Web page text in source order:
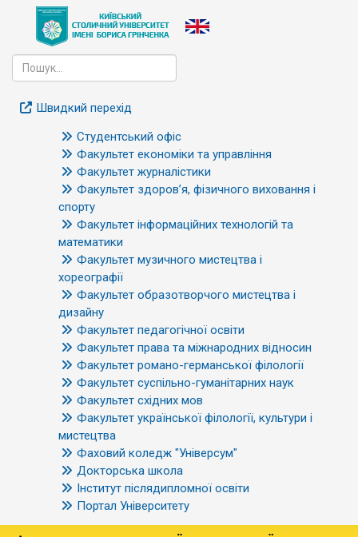
Швидкий перехід
Студентський офіс
Факультет економіки та управління
Факультет журналістики
Факультет здоров’я, фізичного виховання і
спорту
Факультет інформаційних технологій та
математики
Факультет музичного мистецтва і
хореографії
Факультет образотворчого мистецтва і
дизайну
Факультет педагогічної освіти
Факультет права та міжнародних відносин
Факультет романо-германської філології
Факультет суспільно-гуманітарних наук
Факультет східних мов
Факультет української філології, культури і
мистецтва
Фаховий коледж "Універсум"
Докторська школа
Інститут післядипломної освіти
Портал Університету